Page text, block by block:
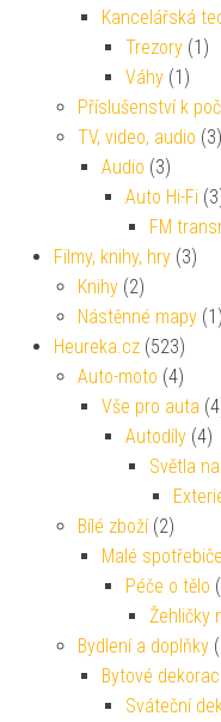
Kancelářská
Trezory (1)
Váhy (1)
Příslušenství k
TV, video, audio (3)
Audio (3)
Auto Hi-Fi
FM
Filmy, knihy, hry (3)
Knihy (2)
Nástěnné mapy (1)
Heureka.cz (523)
Auto-moto (4)
Vše pro auta
Autodíly (4)
Světla
Bílé zboží (2)
Malé spotřebiče
Péče o tělo
Žehličky
Bydlení a doplňky
Bytové
Sváteční